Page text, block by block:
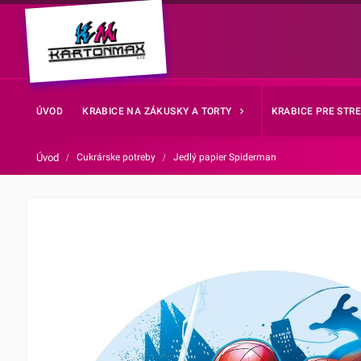
ÚVOD KRABICE NA ZÁKUSKY A TORTY KRABICE PRE
Úvod / Cukrárske potreby / Jedlý papier Spiderman